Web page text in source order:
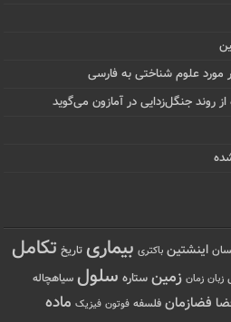
علوم شناختی به فارسی
روند جنگل‌زدایی در آمازون می‌گوید
اینشتین باکتری بیماری تاریخ تکامل
زبان زمان زمین ستاره سلول سیاهچاله
فضازمان فلسفه فوتون فیزیک ماده